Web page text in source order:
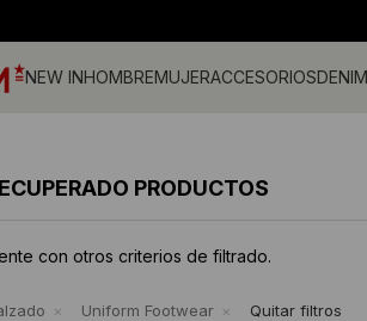
NEW INHOMBRE
Musculosas
Ropa Interior
Canguros
Sherpas
MUJER
Camperas
Buzos
ACCESORIOS
Cintos
DENIM
PRODUCTOS
con otros criterios de filtrado.
Uniform Footwear Quitar filtros